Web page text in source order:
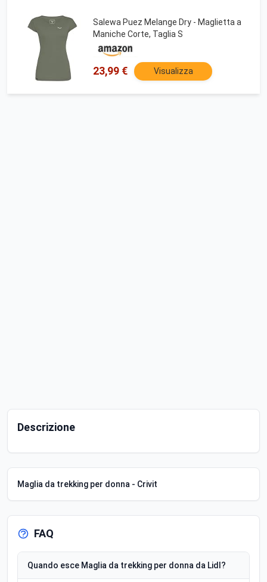
Salewa Puez Melange Dry - Maglietta a
Maniche Corte, Taglia S
23,99 € Visualizza
Descrizione
Maglia da trekking per donna - Crivit
FAQ
Quando esce Maglia da trekking per donna da Lidl?